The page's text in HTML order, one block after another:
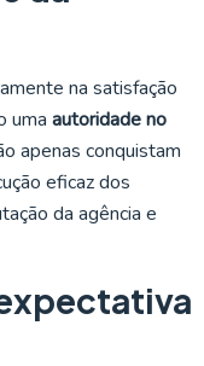
na satisfação
uma autoridade no
apenas conquistam
eficaz dos
da agência e